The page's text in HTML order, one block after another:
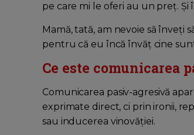
pe care mi le oferi au un preț. Și
Mamă, tată, am nevoie să
pentru că eu încă învăț cine
Ce este comunicarea
Comunicarea pasiv-agresivă
exprimate direct, ci prin ironii,
sau inducerea vinovăției.